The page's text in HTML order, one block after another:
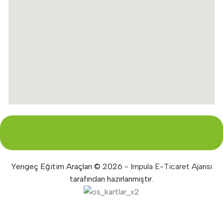
Yengeç Eğitim Araçları © 2026 - Impula E-Ticaret Ajansı
tarafından hazırlanmıştır.